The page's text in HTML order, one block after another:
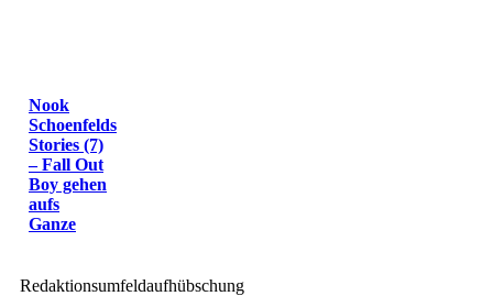
Nook
Schoenfelds
Stories (7)
– Fall Out
Boy gehen
aufs
Ganze
Redaktionsumfeldaufhübschung